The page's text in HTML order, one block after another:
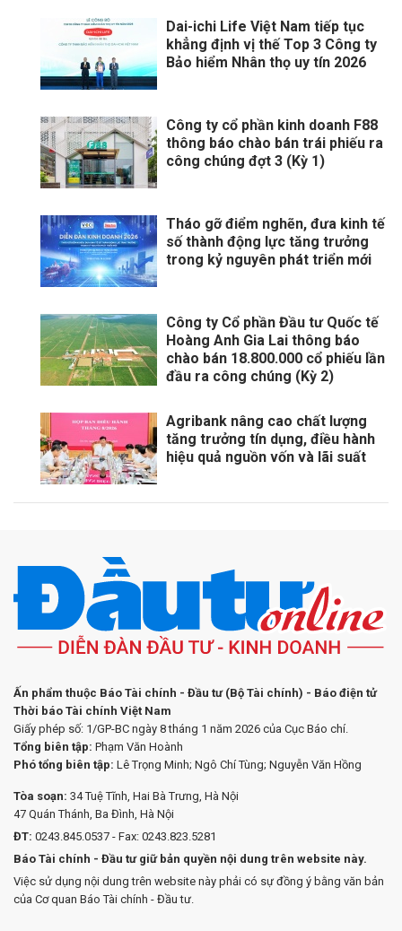
Dai-ichi Life Việt Nam tiếp tục
khẳng định vị thế Top 3 Công ty
Bảo hiểm Nhân thọ uy tín 2026
Công ty cổ phần kinh doanh F88
thông báo chào bán trái phiếu ra
công chúng đợt 3 (Kỳ 1)
Tháo gỡ điểm nghẽn, đưa kinh tế
số thành động lực tăng trưởng
trong kỷ nguyên phát triển mới
Công ty Cổ phần Đầu tư Quốc tế
Hoàng Anh Gia Lai thông báo
chào bán 18.800.000 cổ phiếu lần
đầu ra công chúng (Kỳ 2)
Agribank nâng cao chất lượng
tăng trưởng tín dụng, điều hành
hiệu quả nguồn vốn và lãi suất
Ấn phẩm thuộc Báo Tài chính - Đầu tư (Bộ Tài chính) - Báo điện tử
Thời báo Tài chính Việt Nam
Giấy phép số: 1/GP-BC ngày 8 tháng 1 năm 2026 của Cục Báo chí.
Tổng biên tập: Phạm Văn Hoành
Phó tổng biên tập: Lê Trọng Minh; Ngô Chí Tùng; Nguyễn Văn Hồng
Tòa soạn: 34 Tuệ Tĩnh, Hai Bà Trưng, Hà Nội
47 Quán Thánh, Ba Đình, Hà Nội
ĐT: 0243.845.0537 - Fax: 0243.823.5281
Báo Tài chính - Đầu tư giữ bản quyền nội dung trên website này.
Việc sử dụng nội dung trên website này phải có sự đồng ý bằng văn bản
của Cơ quan Báo Tài chính - Đầu tư.